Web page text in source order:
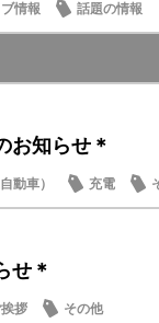
ブ情報 話題の情報
お知らせ＊
動車） 充電
せ＊
拶 その他